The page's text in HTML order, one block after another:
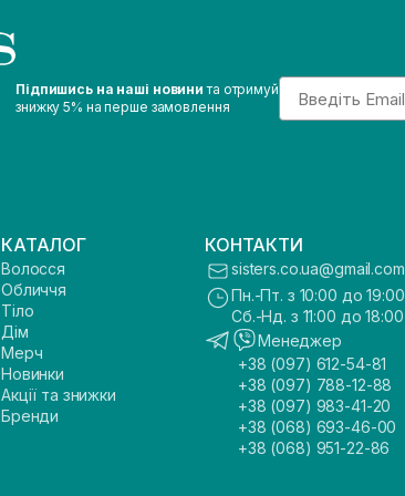
Підпишись на наші новини та отримуй
знижку 5% на перше замовлення
Email
КАТАЛОГ
Волосся
Обличчя
Тіло
Дім
Мерч
Новинки
Акції та знижки
Бренди
КОНТАКТИ
sisters.co.ua@gmail.com
Пн.-Пт. з 10:00 до 19:00
Сб.-Нд. з 11:00 до 18:00
Менеджер
+38 (097) 612-54-81
+38 (097) 788-12-88
+38 (097) 983-41-20
+38 (068) 693-46-00
+38 (068) 951-22-86